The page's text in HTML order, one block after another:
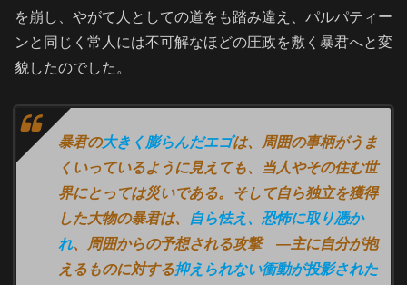
を崩し、やがて人としての道をも踏み違え、パルパティー
ンと同じく常人には不可解なほどの圧政を敷く暴君へと変
貌したのでした。
暴君の大きく膨らんだエゴは、周囲の事柄がうま
くいっているように見えても、当人やその住む世
界にとっては災いである。そして自ら独立を獲得
した大物の暴君は、
自ら怯え、恐怖に取り憑か
れ、周囲からの予想される攻撃 ―主に自分が抱
えるものに対する抑えられない衝動が投影された